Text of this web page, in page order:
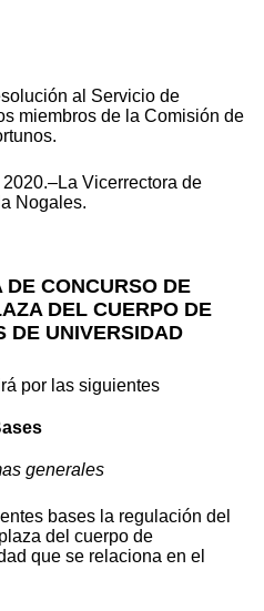
al Servicio de
miembros de la Comisión de
Vicerrectora de
Nogales.
DE CONCURSO DE
DEL CUERPO DE
DE UNIVERSIDAD
por las siguientes
generales
bases la regulación del
del cuerpo de
que se relaciona en el